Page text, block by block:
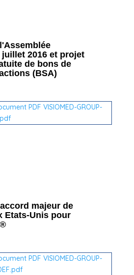
juillet 2016 et projet
de bons de
(BSA)
majeur de
Etats-Unis pour